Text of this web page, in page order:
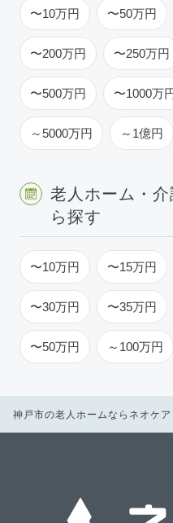
〜10万円 〜50万円
〜200万円 〜250万円
〜500万円 〜1000万
～5000万円 ～1億円
老人ホーム・
ら探す
〜10万円 〜15万円
〜30万円 〜35万円
〜50万円 ～100万円
神戸市の老人ホームならネオケア